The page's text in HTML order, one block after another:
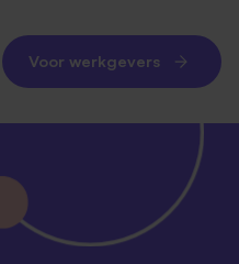
Voor werkgevers